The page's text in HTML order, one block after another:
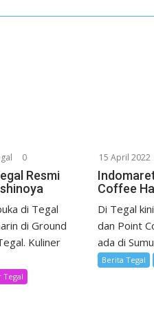
0
Resmi
di Tegal
di Ground
Kuliner
Tegal
15 April 2022
Coffee
Di Tegal
dan Point
ada di
Berita Tegal